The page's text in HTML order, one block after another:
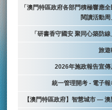
「澳門特區政府各部門積極響應全
閱讀活動周
「研書香守國安 聚同心築防線
旅遊
2026年施政報告宣傳
統一管理開考 - 電子報
【澳門特區政府】智慧城市 — 澳